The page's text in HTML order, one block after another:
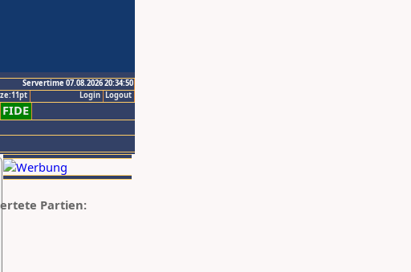
Servertime 07.08.2026 20:34:50
Logout
Login
FIDE
Partien: